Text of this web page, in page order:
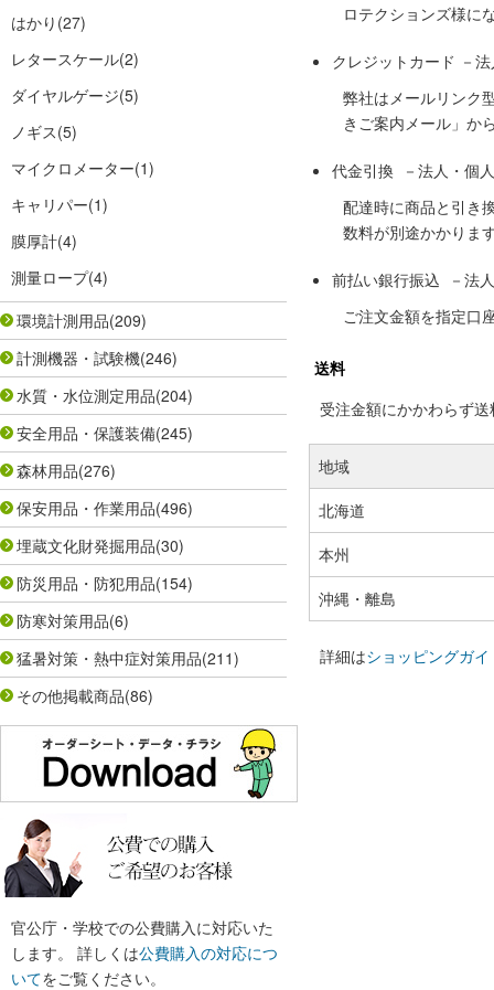
はかり (27)
レタースケール(2)
ダイヤルゲージ(5)
ノギス(5)
マイクロメーター(1)
キャリパー(1)
膜厚計(4)
測量ロープ(4)
環境計測用品(209)
計測機器・試験機(246)
水質・水位測定用品(204)
安全用品・保護装備(245)
森林用品(276)
保安用品・作業用品(496)
埋蔵文化財発掘用品(30)
防災用品・防犯用品(154)
防寒対策用品(6)
猛暑対策・熱中症対策用品(211)
その他掲載商品(86)
官公庁・学校での公費購入に対応いた
します。 詳しくは公費購入の対応につ
いてをご覧ください。
ロテクションズ様に
クレジットカード －
弊社はメールリンク
きご案内メール」か
代金引換 －法人・個
配達時に商品と引き
数料が別途かかりま
前払い銀行振込 －法
ご注文金額を指定口
送料
受注金額にかかわらず
地域
北海道
本州
沖縄・離島
詳細はショッピングガイ